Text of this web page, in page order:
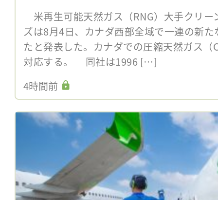
米再生可能天然ガス（RNG）大手クリ
ズは8月4日、カナダ西部全域で一連の新
たと発表した。カナダでの圧縮天然ガス（
対応する。 同社は1996 […]
4時間前